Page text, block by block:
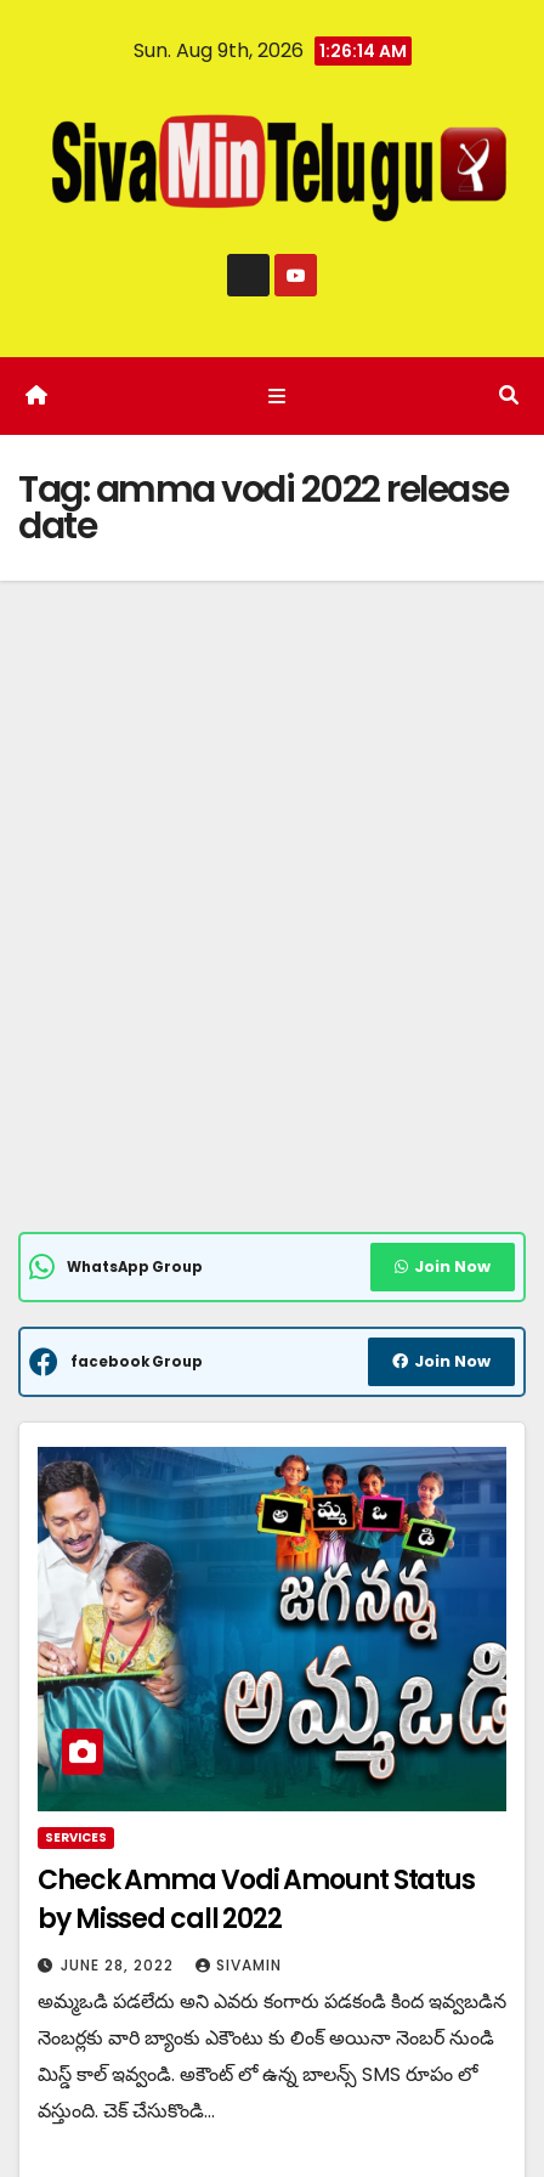
Sun. Aug 9th, 2026 1:26:15 AM
Tag:amma vodi 2022 release
date
WhatsApp Group Join Now
facebook Group Join Now
SERVICES
Check Amma Vodi Amount Status
by Missed call 2022
JUNE 28, 2022 SIVAMIN
అమ్మఒడి పడలేదు అని ఎవరు కంగారు పడకండి కింద ఇవ్వబడిన
నెంబర్లకు వారి బ్యాంకు ఎకౌంటు కు లింక్ అయినా నెంబర్ నుండి
మిస్డ్ కాల్ ఇవ్వండి. అకౌంట్ లో ఉన్న బాలన్స్ SMS రూపం లో
వస్తుంది. చెక్ చేసుకొండి…